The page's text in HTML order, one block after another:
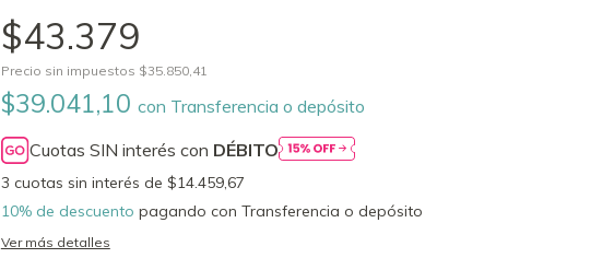
$43.379
Precio sin impuestos $35.850,41
$39.041,10 con Transferencia o depósito
Cuotas SIN interés con DÉBITO
3 cuotas sin interés de $14.459,67
10% de descuento pagando con Transferencia o depósito
Ver más detalles